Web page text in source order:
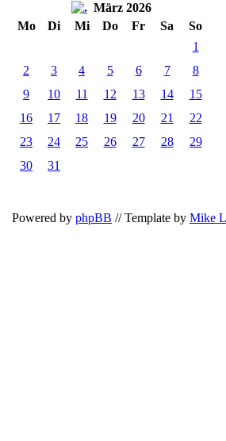
März 2026
Mo
Di Mi Do Fr Sa
So
1
2
3 4 5 6 7
8
9
10 11 12 13 14
15
16
17 18 19 20 21
22
23
24 25 26 27 28
29
30
31
Powered by phpBB // Template by Mike